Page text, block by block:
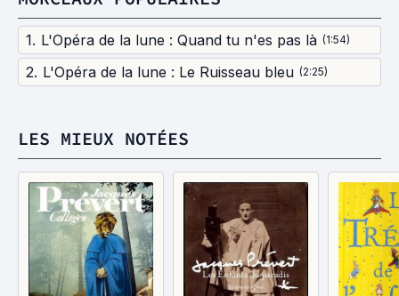
1. L'Opéra de la lune : Quand tu n'es pas là (1:54)
2. L'Opéra de la lune : Le Ruisseau bleu (2:25)
LES MIEUX NOTÉES